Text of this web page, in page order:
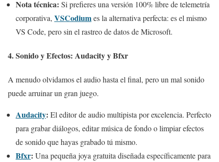
Nota técnica: Si prefieres una versión 100% libre de telemetría
corporativa, VSCodiumes la alternativa perfecta: es el mismo
VS Code, pero sin el rastreo de datos de Microsoft.
4. Sonido y Efectos: Audacity y Bfxr
A menudo olvidamos el audio hasta el final, pero un mal sonido
puede arruinar un gran juego.
Audacity: El editor de audio multipista por excelencia. Perfecto
para grabar diálogos, editar música de fondo o limpiar efectos
de sonido que hayas grabado tú mismo.
Bfxr: Una pequeña joya gratuita diseñada específicamente para